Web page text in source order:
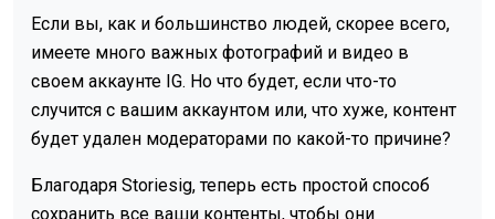
Если вы, как и большинство людей, скорее всего,
имеете много важных фотографий и видео в
своем аккаунте IG. Но что будет, если что-то
случится с вашим аккаунтом или, что хуже, контент
будет удален модераторами по какой-то причине?
Благодаря Storiesig, теперь есть простой способ
сохранить все ваши контенты, чтобы они